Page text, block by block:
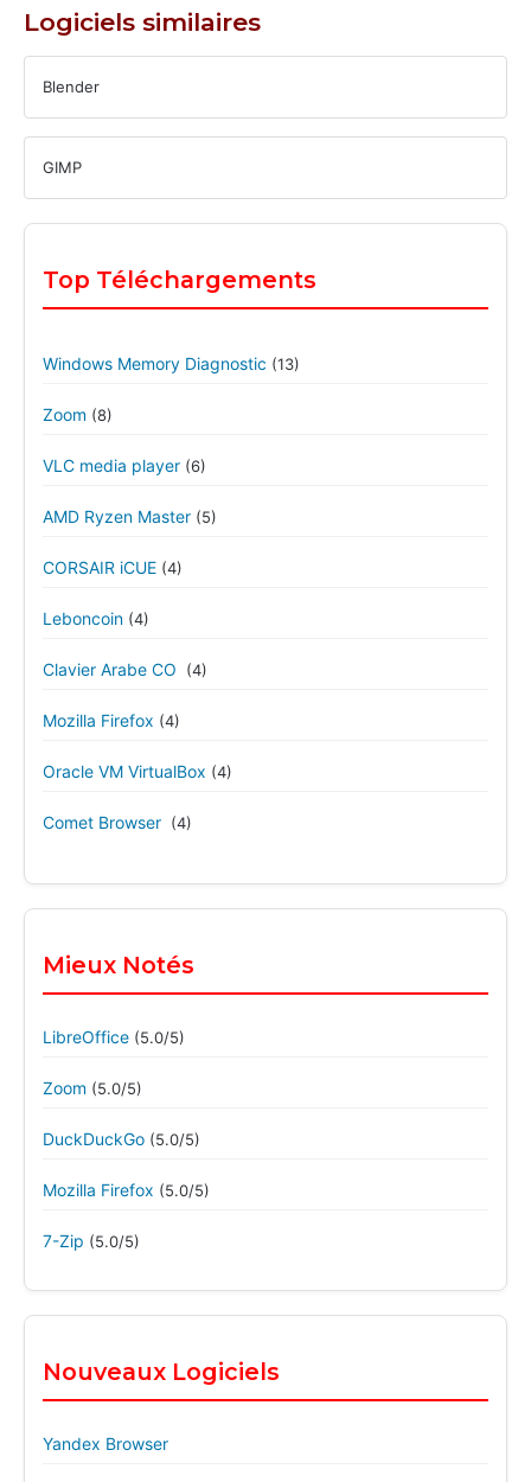
Logiciels similaires
Blender
GIMP
Top Téléchargements
Windows Memory Diagnostic (13)
Zoom (8)
VLC media player (6)
AMD Ryzen Master (5)
CORSAIR iCUE (4)
Leboncoin (4)
Clavier Arabe CO (4)
Mozilla Firefox (4)
Oracle VM VirtualBox (4)
Comet Browser (4)
Mieux Notés
LibreOffice (5.0/5)
Zoom (5.0/5)
DuckDuckGo (5.0/5)
Mozilla Firefox (5.0/5)
7-Zip (5.0/5)
Nouveaux Logiciels
Yandex Browser